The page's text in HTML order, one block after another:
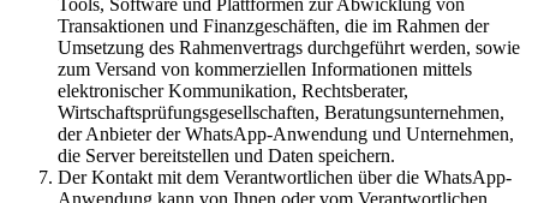
Tools, Software und Plattformen zur Abwicklung von
Transaktionen und Finanzgeschäften, die im Rahmen der
Umsetzung des Rahmenvertrags durchgeführt werden, sowie
zum Versand von kommerziellen Informationen mittels
elektronischer Kommunikation, Rechtsberater,
Wirtschaftsprüfungsgesellschaften, Beratungsunternehmen,
der Anbieter der WhatsApp-Anwendung und Unternehmen,
die Server bereitstellen und Daten speichern.
Der Kontakt mit dem Verantwortlichen über die WhatsApp-
Anwendung kann von Ihnen oder vom Verantwortlichen